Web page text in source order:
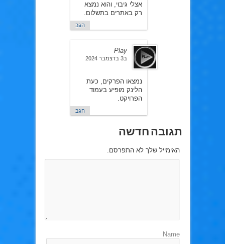
אצלי גיבוי, והוא נמצא
רק באתרים בתשלום.
הגב
Play
ב3 בדצמבר 2024
נמצאו הפרקים, כעת
הלינק מופיע בעמוד
הפרויקט.
הגב
תגובה חדשה
האימייל שלך לא התפרסם.
Name